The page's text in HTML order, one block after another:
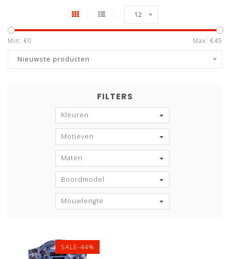
12
Min: €0 Max: €45
Nieuwste producten
FILTERS
Kleuren
Motieven
Maten
Boordmodel
Mouwlengte
SALE-44%